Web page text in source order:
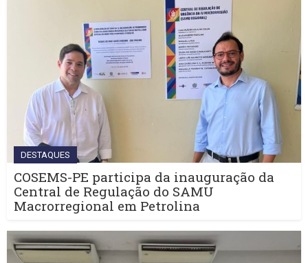
DESTAQUES
COSEMS-PE participa da inauguração da
Central de Regulação do SAMU
Macrorregional em Petrolina